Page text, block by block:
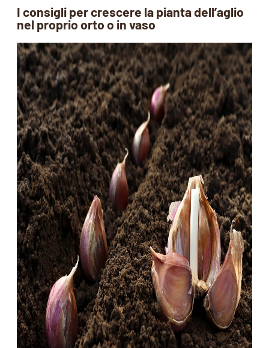
I consigli per crescere la pianta dell’aglio
nel proprio orto o in vaso